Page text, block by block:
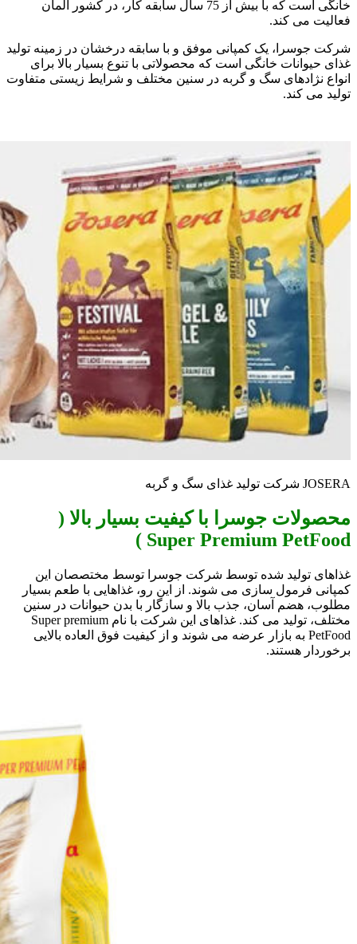
خانگی است که با بیش از 75 سال سابقه کار، در کشور آلمان
فعالیت می کند.
شرکت جوسرا، یک کمپانی موفق و با سابقه درخشان در زمینه تولید
غذای حیوانات خانگی است که محصولاتی با تنوع بسیار بالا برای
انواع نژادهای سگ و گربه در سنین مختلف و شرایط زیستی متفاوت
تولید می کند.
JOSERA شرکت تولید غذای سگ و گربه
محصولات جوسرا با کیفیت بسیار بالا (
Super Premium PetFood )
غذاهای تولید شده توسط شرکت جوسرا توسط مختصصان این
کمپانی فرمول سازی می شوند. از این رو، غذاهایی با طعم بسیار
مطلوب، هضم آسان، جذب بالا و سازگار با بدن حیوانات در سنین
مختلف، تولید می کند. غذاهای این شرکت با نام Super premium
PetFood به بازار عرضه می شوند و از کیفیت فوق العاده بالایی
برخوردار هستند.